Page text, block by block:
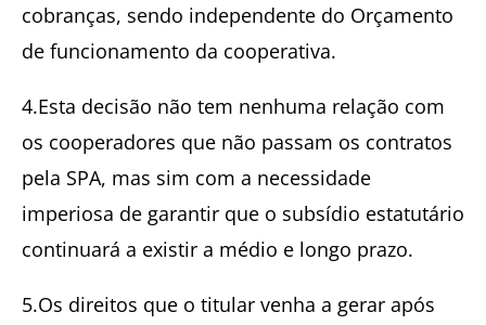
cobranças, sendo independente do Orçamento
de funcionamento da cooperativa.
4.Esta decisão não tem nenhuma relação com
os cooperadores que não passam os contratos
pela SPA, mas sim com a necessidade
imperiosa de garantir que o subsídio estatutário
continuará a existir a médio e longo prazo.
5.Os direitos que o titular venha a gerar após